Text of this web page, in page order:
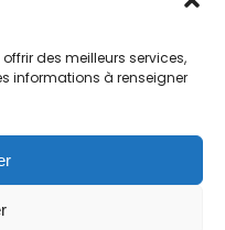
des meilleurs services,
informations à renseigner
mentions légales